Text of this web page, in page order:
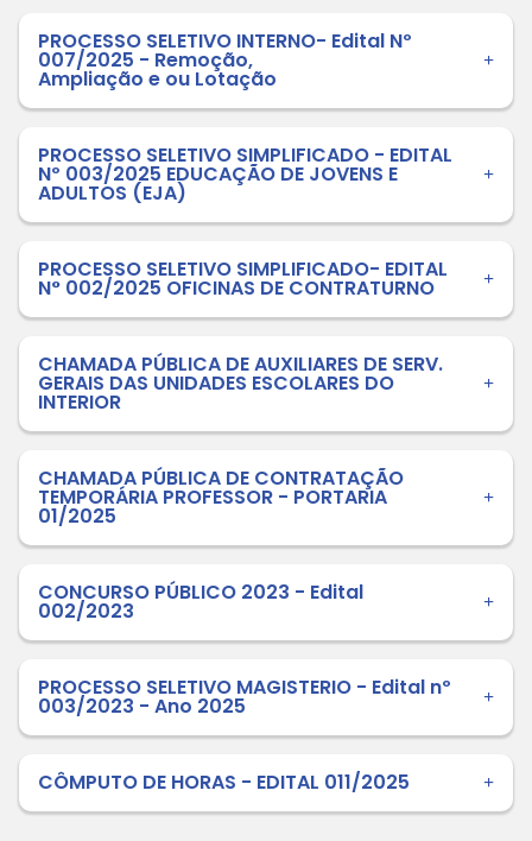
PROCESSO SELETIVO INTERNO- Edital Nº
007/2025 - Remoção,
Ampliação e ou Lotação
PROCESSO SELETIVO SIMPLIFICADO - EDITAL
Nº 003/2025 EDUCAÇÃO DE JOVENS E
ADULTOS (EJA)
PROCESSO SELETIVO SIMPLIFICADO- EDITAL
N° 002/2025 OFICINAS DE CONTRATURNO
CHAMADA PÚBLICA DE AUXILIARES DE SERV.
GERAIS DAS UNIDADES ESCOLARES DO
INTERIOR
CHAMADA PÚBLICA DE CONTRATAÇÃO
TEMPORÁRIA PROFESSOR - PORTARIA
01/2025
CONCURSO PÚBLICO 2023 - Edital
002/2023
PROCESSO SELETIVO MAGISTERIO - Edital nº
003/2023 - Ano 2025
CÔMPUTO DE HORAS - EDITAL 011/2025